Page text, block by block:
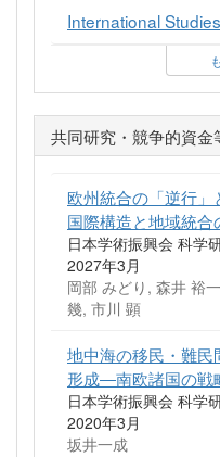
International
共同研究・競争的資金
欧州統合の「逆行」
国際構造と地域統
日本学術振興会 科学
2027年3月
岡部 みどり, 森井 裕
幾, 市川 顕
地中海の移民・難民
形成―南欧諸国の戦
日本学術振興会 科学
2020年3月
坂井一成